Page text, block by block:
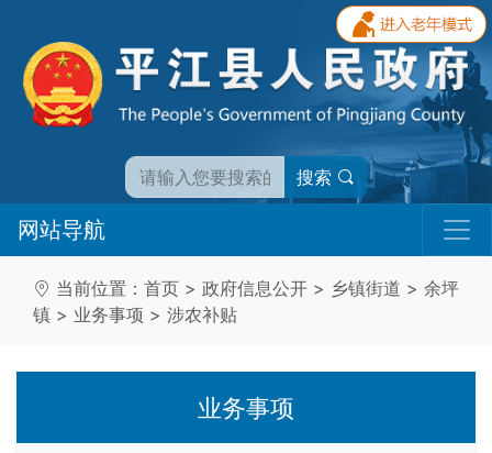
搜索
网站导航
当前位置： 首页 > 政府信息公开 > 乡镇街道 > 余坪
镇 > 业务事项 > 涉农补贴
业务事项